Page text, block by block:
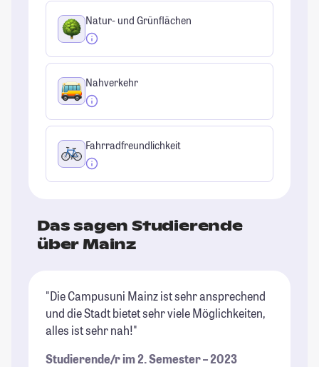
Natur- und Grünflächen
Nahverkehr
Fahrradfreundlichkeit
Das sagen Studierende
über Mainz
"Die Campusuni Mainz ist sehr ansprechend
und die Stadt bietet sehr viele Möglichkeiten,
alles ist sehr nah!"
Studierende/r im 2. Semester – 2023